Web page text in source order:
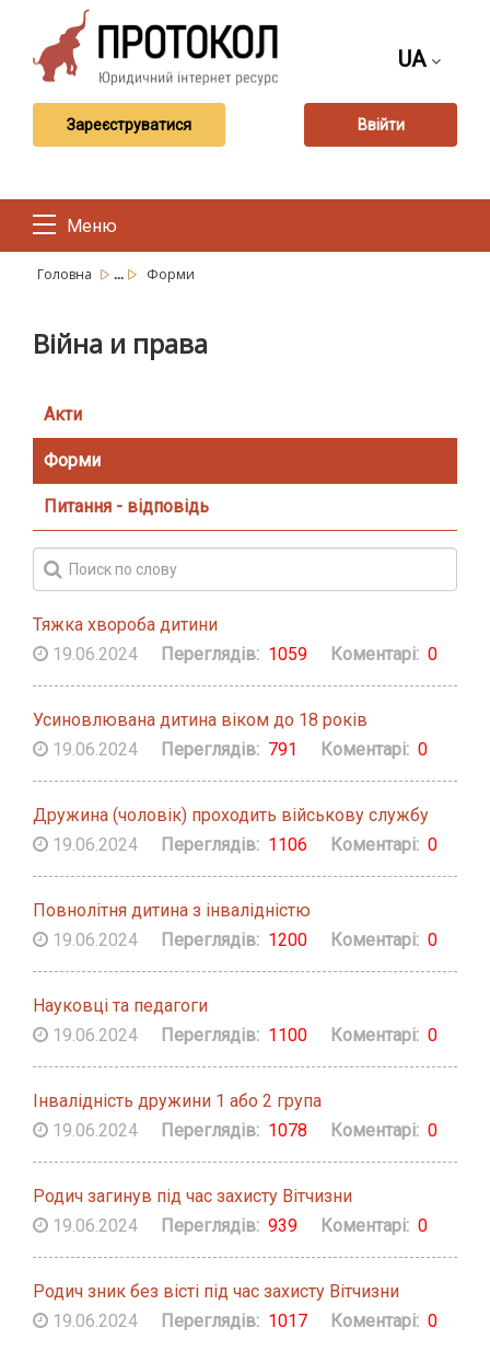
UA
Зареєструватися Ввійти
Меню
Головна ... Форми
Війна и права
Акти
Форми
Питання - відповідь
Тяжка хвороба дитини
19.06.2024
Переглядів: 1059 Коментарі: 0
Усиновлювана дитина віком до 18 років
19.06.2024
Переглядів: 791 Коментарі: 0
Дружина (чоловік) проходить військову службу
19.06.2024
Переглядів: 1106 Коментарі: 0
Повнолітня дитина з інвалідністю
19.06.2024
Переглядів: 1200 Коментарі: 0
Науковці та педагоги
19.06.2024
Переглядів: 1100 Коментарі: 0
Інвалідність дружини 1 або 2 група
19.06.2024
Переглядів: 1078 Коментарі: 0
Родич загинув під час захисту Вітчизни
19.06.2024
Переглядів: 939 Коментарі: 0
Родич зник без вісті під час захисту Вітчизни
19.06.2024
Переглядів: 1017 Коментарі: 0